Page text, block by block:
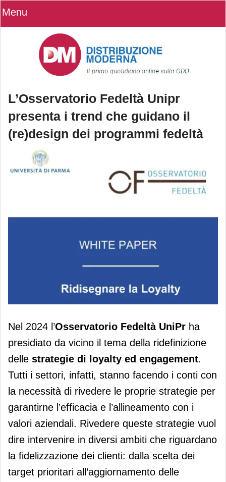
Menu
L’Osservatorio Fedeltà Unipr
presenta i trend che guidano il
(re)design dei programmi fedeltà
L’Osservatorio Fedeltà Unipr
(re)design dei programmi fedeltà
Nel 2024 l’Osservatorio Fedeltà UniPr ha
presidiato da vicino il tema della ridefinizione
delle strategie di loyalty ed engagement.
Tutti i settori, infatti, stanno facendo i conti con
la necessità di rivedere le proprie strategie per
garantirne l’efficacia e l’allineamento con i
valori aziendali. Rivedere queste strategie vuol
dire intervenire in diversi ambiti che riguardano
la fidelizzazione dei clienti: dalla scelta dei
target prioritari all’aggiornamento delle